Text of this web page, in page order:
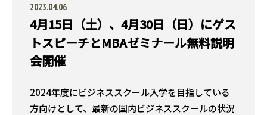
2023.04.06
4月15日（土）、4月30日（日）にゲス
トスピーチとMBAゼミナール無料説明
会開催
2024年度にビジネススクール入学を目指している
方向けとして、最新の国内ビジネススクールの状況